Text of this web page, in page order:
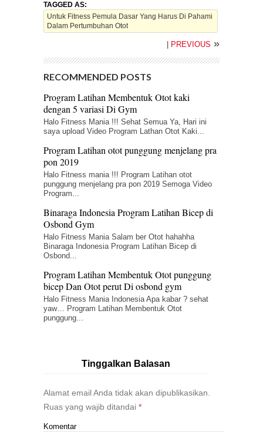
TAGGED AS:
Untuk Fitness Pemula Dasar Yang Harus Di Pahami
Dalam Pertumbuhan Otot
PREVIOUS »
RECOMMENDED POSTS
Program Latihan Membentuk Otot kaki
dengan 5 variasi Di Gym
Halo Fitness Mania !!! Sehat Semua Ya, Hari ini
saya upload Video Program Lathan Otot Kaki...
Program Latihan otot punggung menjelang pra
pon 2019
Halo Fitness mania !!! Program Latihan otot
punggung menjelang pra pon 2019 Semoga Video
Program...
Binaraga Indonesia Program Latihan Bicep di
Osbond Gym
Halo Fitness Mania Salam ber Otot hahahha
Binaraga Indonesia Program Latihan Bicep di
Osbond...
Program Latihan Membentuk Otot punggung
bicep Dan Otot perut Di osbond gym
Halo Fitness Mania Indonesia Apa kabar ? sehat
yaw… Program Latihan Membentuk Otot
punggung...
Tinggalkan Balasan
Alamat email Anda tidak akan dipublikasikan.
Ruas yang wajib ditandai *
Komentar